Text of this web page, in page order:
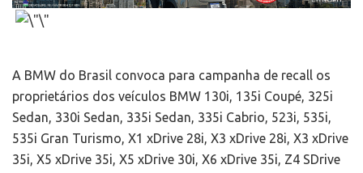
A BMW do Brasil convoca para campanha de recall os
proprietários dos veículos BMW 130i, 135i Coupé, 325i
Sedan, 330i Sedan, 335i Sedan, 335i Cabrio, 523i, 535i,
535i Gran Turismo, X1 xDrive 28i, X3 xDrive 28i, X3 xDrive
35i, X5 xDrive 35i, X5 xDrive 30i, X6 xDrive 35i, Z4 SDrive